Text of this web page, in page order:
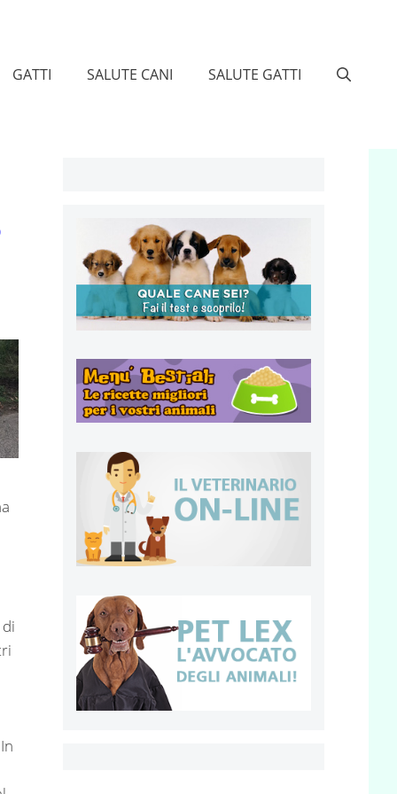
GATTI SALUTE CANI SALUTE GATTI